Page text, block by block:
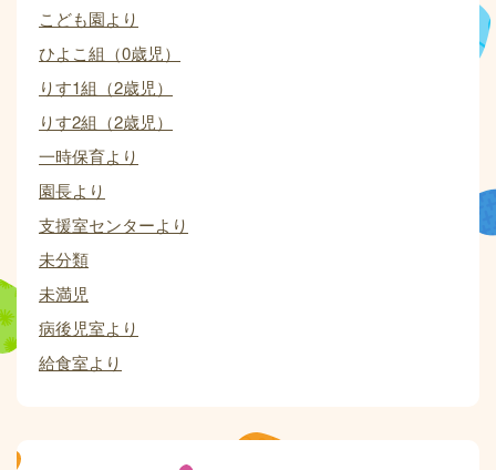
こども園より
ひよこ組（0歳児）
りす1組（2歳児）
りす2組（2歳児）
一時保育より
園長より
支援室センターより
未分類
未満児
病後児室より
給食室より